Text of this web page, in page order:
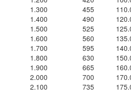
1.300
455
1.400
490
1.500
525
1.600
560
1.700
595
1.800
630
1.900
665
2.000
700
2.100
735